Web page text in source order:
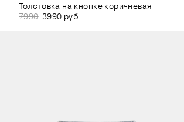
Толстовка на кнопке коричневая
7990 3990 руб.